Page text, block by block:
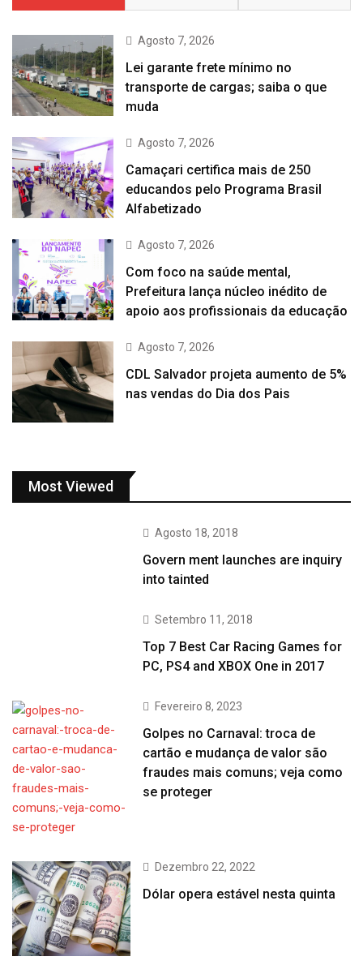
Agosto 7, 2026
Lei garante frete mínimo no
transporte de cargas; saiba o que
muda
Agosto 7, 2026
Camaçari certifica mais de 250
educandos pelo Programa Brasil
Alfabetizado
Agosto 7, 2026
Com foco na saúde mental,
Prefeitura lança núcleo inédito de
apoio aos profissionais da educação
Agosto 7, 2026
CDL Salvador projeta aumento de 5%
nas vendas do Dia dos Pais
Most Viewed
Agosto 18, 2018
Govern ment launches are inquiry
into tainted
Setembro 11, 2018
Top 7 Best Car Racing Games for
PC, PS4 and XBOX One in 2017
Fevereiro 8, 2023
Golpes no Carnaval: troca de
cartão e mudança de valor são
fraudes mais comuns; veja como
se proteger
Dezembro 22, 2022
Dólar opera estável nesta quinta